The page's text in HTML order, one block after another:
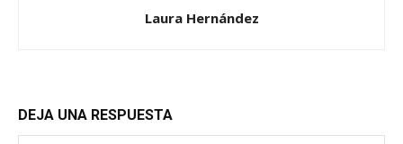
Laura Hernández
DEJA UNA RESPUESTA